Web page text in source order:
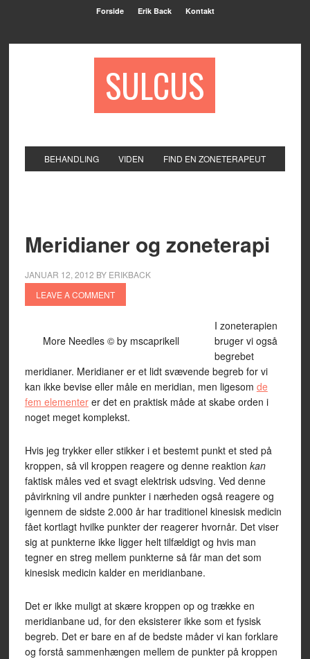
Forside Erik Back Kontakt
SULCUS
BEHANDLING VIDEN FIND EN ZONETERAPEUT
Meridianer og zoneterapi
JANUAR 12, 2012 BY ERIKBACK
LEAVE A COMMENT
More Needles © by mscaprikell
I zoneterapien
bruger vi også
begrebet
meridianer. Meridianer er et lidt svævende begreb for vi
kan ikke bevise eller måle en meridian, men ligesom de
fem elementerer det en praktisk måde at skabe orden i
noget meget komplekst.
Hvis jeg trykker eller stikker i et bestemt punkt et sted på
kroppen, så vil kroppen reagere og denne reaktion kan
faktisk måles ved et svagt elektrisk udsving. Ved denne
påvirkning vil andre punkter i nærheden også reagere og
igennem de sidste 2.000 år har traditionel kinesisk medicin
fået kortlagt hvilke punkter der reagerer hvornår. Det viser
sig at punkterne ikke ligger helt tilfældigt og hvis man
tegner en streg mellem punkterne så får man det som
kinesisk medicin kalder en meridianbane.
Det er ikke muligt at skære kroppen op og trække en
meridianbane ud, for den eksisterer ikke som et fysisk
begreb. Det er bare en af de bedste måder vi kan forklare
og forstå sammenhængen mellem de punkter på kroppen